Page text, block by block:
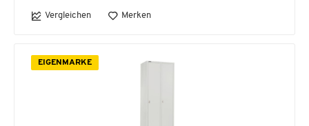
Vergleichen Merken
EIGENMARKE